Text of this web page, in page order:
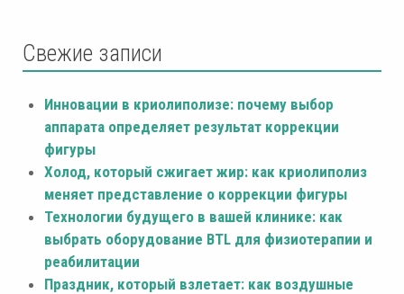
Свежие записи
Инновации в криолиполизе: почему выбор
аппарата определяет результат коррекции
фигуры
Холод, который сжигает жир: как криолиполиз
меняет представление о коррекции фигуры
Технологии будущего в вашей клинике: как
выбрать оборудование BTL для физиотерапии и
реабилитации
Праздник, который взлетает: как воздушные